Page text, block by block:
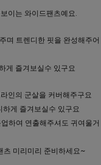
이는 와이드팬츠예요.
며 트렌디한 핏을 완성해주어
게 즐겨보실수 있구요
인의 군살을 커버해주구요
게 즐겨보실수 있구요
하여 연출해주셔도 귀여울거
츠 미리미리 준비하세요~